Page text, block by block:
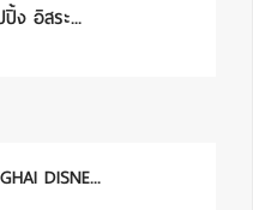
ง อิสระ...
DISNE...